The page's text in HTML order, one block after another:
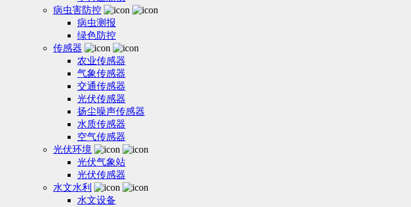
病虫害防控
病虫测报
绿色防控
传感器
农业传感器
气象传感器
交通传感器
光伏传感器
扬尘噪声传感器
水质传感器
空气传感器
光伏环境
光伏气象站
光伏传感器
水文水利
水文设备